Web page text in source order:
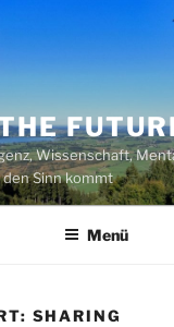
Wissenschaft,
Sinn kommt
Menü
SHARING